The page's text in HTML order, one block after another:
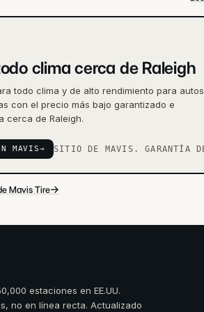
clima cerca de Raleigh
todo clima y de alto rendimiento para
con el precio más bajo garantizado e
cerca de Raleigh.
MAVIS→ SITIO DE MAVIS. GARANTÍA
Mavis Tire→
estaciones en EE.UU.
no en línea recta. Actualizado